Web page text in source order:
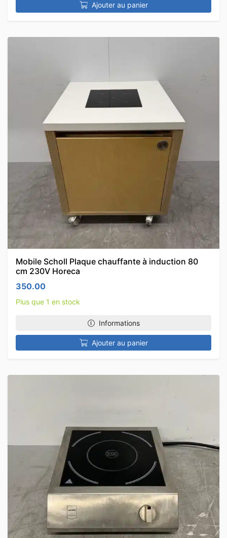
Ajouter au panier
Mobile Scholl Plaque chauffante à induction 80
cm 230V Horeca
350.00
Plus que 1 en stock
Informations
Ajouter au panier